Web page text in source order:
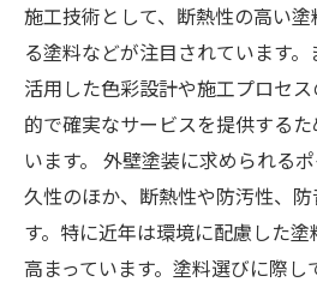
施工技術として、断熱性の高い
る塗料などが注目されています
活用した色彩設計や施工プロセ
的で確実なサービスを提供する
います。 外壁塗装に求められる
久性のほか、断熱性や防汚性、
す。特に近年は環境に配慮した
高まっています。塗料選びに際